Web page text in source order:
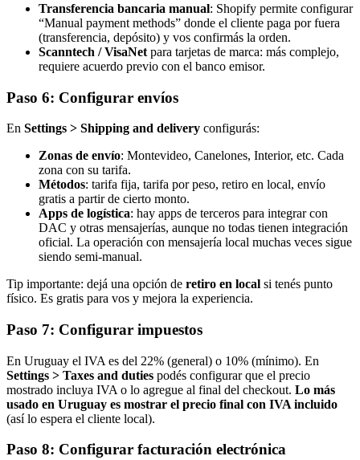
Transferencia bancaria manual: Shopify permite configurar
“Manual payment methods” donde el cliente paga por fuera
(transferencia, depósito) y vos confirmás la orden.
Scanntech / VisaNet para tarjetas de marca: más complejo,
requiere acuerdo previo con el banco emisor.
Paso 6: Configurar envíos
En Settings > Shipping and delivery configurás:
Zonas de envío: Montevideo, Canelones, Interior, etc. Cada
zona con su tarifa.
Métodos: tarifa fija, tarifa por peso, retiro en local, envío
gratis a partir de cierto monto.
Apps de logística: hay apps de terceros para integrar con
DAC y otras mensajerías, aunque no todas tienen integración
oficial. La operación con mensajería local muchas veces sigue
siendo semi-manual.
Tip importante: dejá una opción de retiro en local si tenés punto
físico. Es gratis para vos y mejora la experiencia.
Paso 7: Configurar impuestos
En Uruguay el IVA es del 22% (general) o 10% (mínimo). En
Settings > Taxes and duties podés configurar que el precio
mostrado incluya IVA o lo agregue al final del checkout. Lo más
usado en Uruguay es mostrar el precio final con IVA incluido
(así lo espera el cliente local).
Paso 8: Configurar facturación electrónica